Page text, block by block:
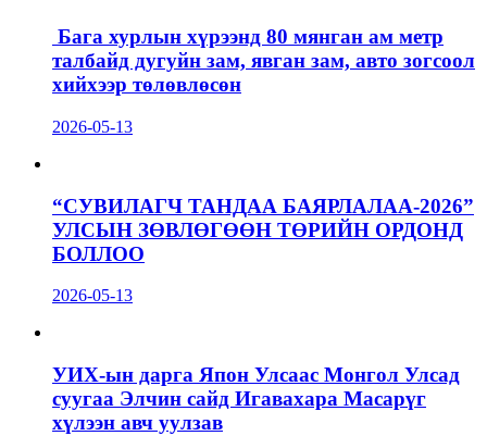
Бага хурлын хүрээнд 80 мянган ам метр
талбайд дугуйн зам, явган зам, авто зогсоол
хийхээр төлөвлөсөн
2026-05-13
“СУВИЛАГЧ ТАНДАА БАЯРЛАЛАА-2026”
УЛСЫН ЗӨВЛӨГӨӨН ТӨРИЙН ОРДОНД
БОЛЛОО
2026-05-13
УИХ-ын дарга Япон Улсаас Монгол Улсад
суугаа Элчин сайд Игавахара Масарүг
хүлээн авч уулзав